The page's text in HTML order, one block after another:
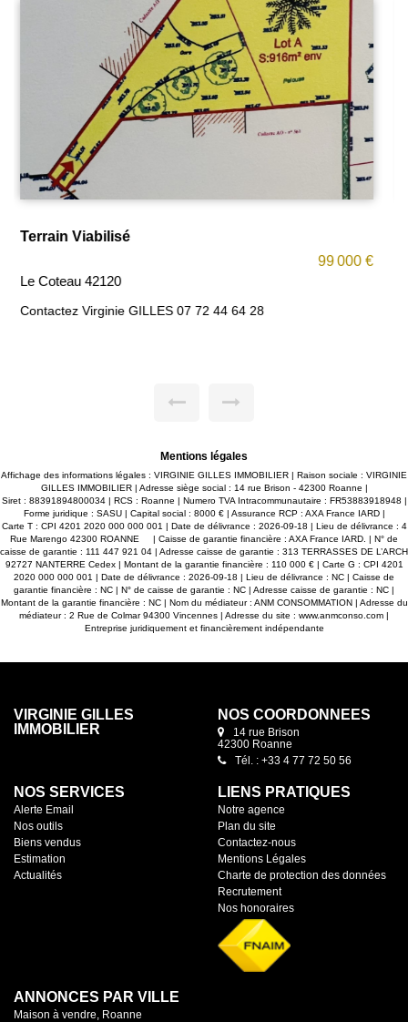
Terrain 820 m2
92 000 €
Commelle-Vernay 42120
À Commelle-Vernay, dans un clos privé de 3 maisons, venez
Mentions légales
Affichage des informations légales : VIRGINIE GILLES IMMOBILIER | Raison sociale : VIRGINIE
GILLES IMMOBILIER | Adresse siège social : 14 rue Brison - 42300 Roanne |
Siret : 88391894800034 | RCS : Roanne | Numero TVA Intracommunautaire : FR53883918948 |
Forme juridique : SASU | Capital social : 8000 € | Assurance RCP : AXA France IARD |
Carte T : CPI 4201 2020 000 000 001 | Date de délivrance : 2026-09-18 | Lieu de délivrance : 4
Rue Marengo 42300 ROANNE | Caisse de garantie financière : AXA France IARD. | N° de
caisse de garantie : 111 447 921 04 | Adresse caisse de garantie : 313 TERRASSES DE L’ARCH
92727 NANTERRE Cedex | Montant de la garantie financière : 110 000 € | Carte G : CPI 4201
2020 000 000 001 | Date de délivrance : 2026-09-18 | Lieu de délivrance : NC | Caisse de
garantie financière : NC | N° de caisse de garantie : NC | Adresse caisse de garantie : NC |
Montant de la garantie financière : NC | Nom du médiateur : ANM CONSOMMATION | Adresse du
médiateur : 2 Rue de Colmar 94300 Vincennes | Adresse du site : www.anmconso.com |
Entreprise juridiquement et financièrement indépendante
VIRGINIE GILLES
IMMOBILIER
NOS COORDONNÉES
14 rue Brison
42300 Roanne
Tél. : +33 4 77 72 50 56
NOS SERVICES
Alerte Email
Nos outils
Biens vendus
Estimation
Actualités
LIENS PRATIQUES
Notre agence
Plan du site
Contactez-nous
Mentions Légales
Charte de protection des données
Recrutement
Nos honoraires
ANNONCES PAR VILLE
Maison à vendre, Roanne